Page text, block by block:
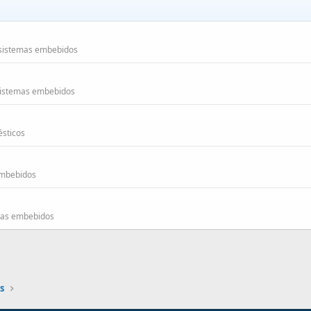
embebidos
embebidos
embebidos